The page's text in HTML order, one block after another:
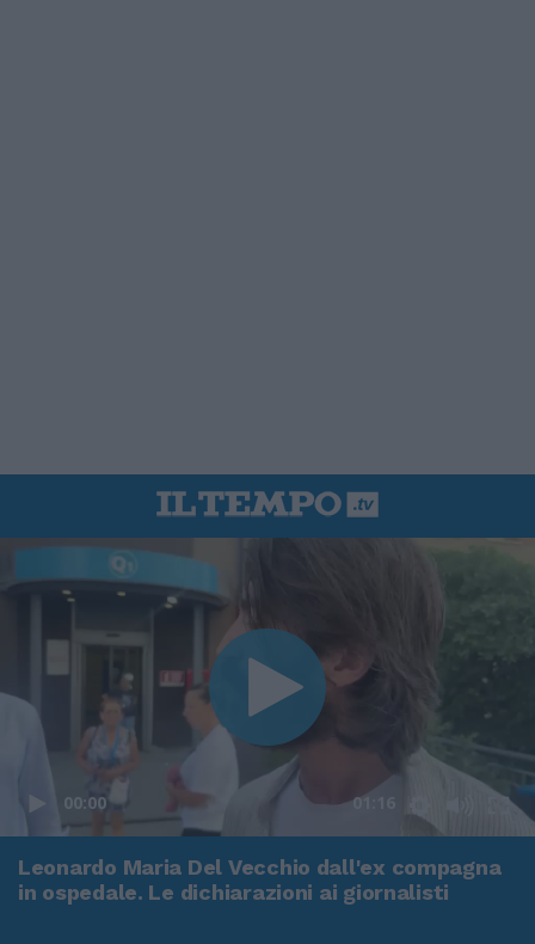
00:00 01:16
Leonardo Maria Del Vecchio dall'ex compagna
in ospedale. Le dichiarazioni ai giornalisti